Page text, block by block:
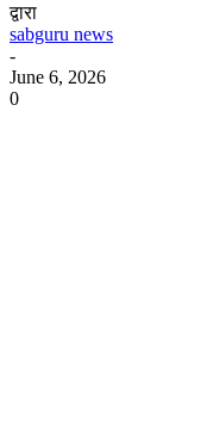
द्वारा
sabguru news
-
June 6, 2026
0